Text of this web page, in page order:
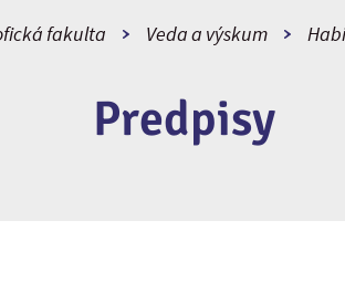
fakulta Veda a výskum
Predpisy